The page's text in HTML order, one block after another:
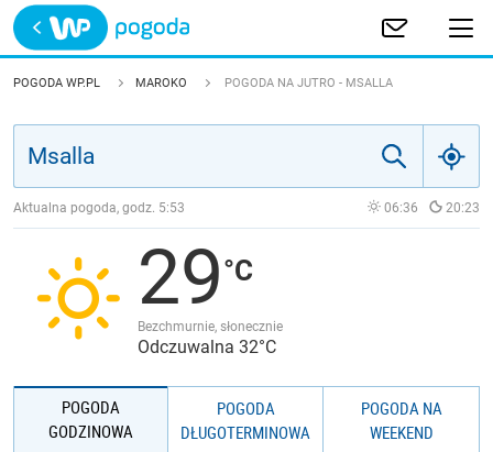
Trwa ładowanie
POLSKA
JAKOŚĆ POWIETRZA
POGODA WP.PL MAROKO POGODA NA JUTRO - MSALLA
Aktualna pogoda, godz. 5:53 06:36 20:23
29
Bezchmurnie, słonecznie
Odczuwalna 32°C
POGODA
GODZINOWA
POGODA
DŁUGOTERMINOWA
POGODA NA
WEEKEND